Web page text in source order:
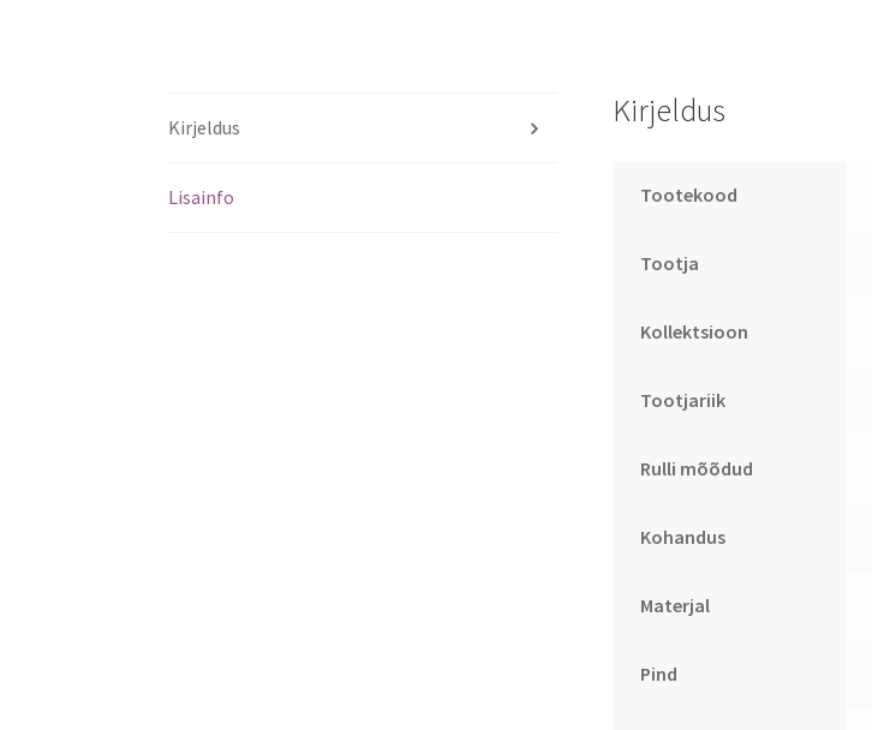
Kirjeldus
Lisainfo
Kirjeldus
Tootekood
Tootja
Kollektsioon
Tootjariik
Rulli mõõdud
Kohandus
Materjal
Pind